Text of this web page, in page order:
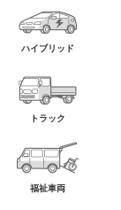
ハイブリッド
トラック
福祉車両